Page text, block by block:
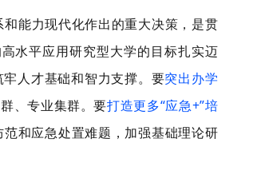
能力现代化作出的重大决策，是贯
水平应用研究型大学的目标扎实迈
人才基础和智力支撑。要突出办学
、专业集群。要打造更多“应急+”培
范和应急处置难题，加强基础理论研